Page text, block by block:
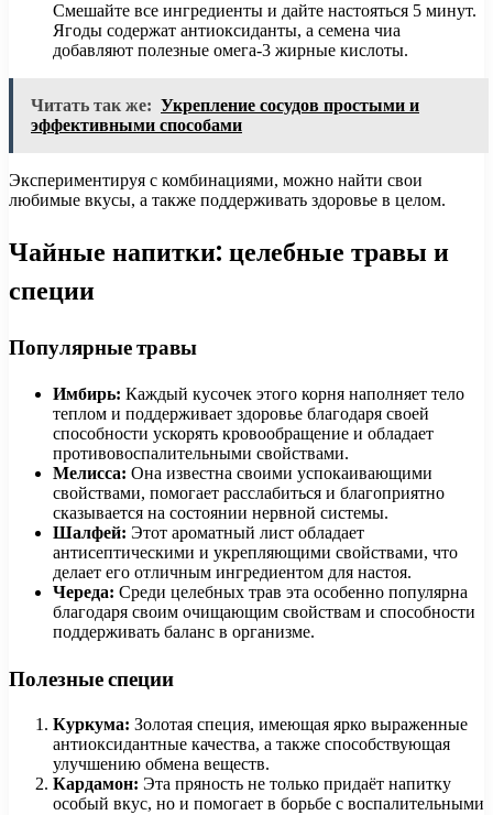
Смешайте все ингредиенты и дайте настояться 5 минут.
Ягоды содержат антиоксиданты, а семена чиа
добавляют полезные омега-3 жирные кислоты.
Читать так же: Укрепление сосудов простыми и
эффективными способами
Экспериментируя с комбинациями, можно найти свои
любимые вкусы, а также поддерживать здоровье в целом.
Чайные напитки: целебные травы и
специи
Популярные травы
Имбирь: Каждый кусочек этого корня наполняет тело
теплом и поддерживает здоровье благодаря своей
способности ускорять кровообращение и обладает
противовоспалительными свойствами.
Мелисса: Она известна своими успокаивающими
свойствами, помогает расслабиться и благоприятно
сказывается на состоянии нервной системы.
Шалфей: Этот ароматный лист обладает
антисептическими и укрепляющими свойствами, что
делает его отличным ингредиентом для настоя.
Череда: Среди целебных трав эта особенно популярна
благодаря своим очищающим свойствам и способности
поддерживать баланс в организме.
Полезные специи
Куркума: Золотая специя, имеющая ярко выраженные
антиоксидантные качества, а также способствующая
улучшению обмена веществ.
Кардамон: Эта пряность не только придаёт напитку
особый вкус, но и помогает в борьбе с воспалительными